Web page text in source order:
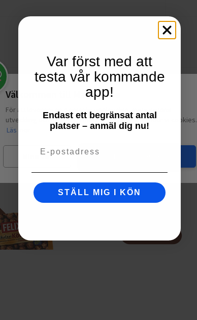
Cocopandaochhar kampanjpris
Välkommen till Matspar.se
För att leverera en personlig upplevelse, mäta sajtens
utveckling och ha sociala medier-koppling använder vi cookies.
Läs mer
Mina val
Var först med att
testa vår kommande
app!
Endast ett begränsat antal
platser – anmäl dig nu!
STÄLL MIG I KÖN